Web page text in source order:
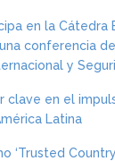
en la Cátedra
conferencia
y
clave en el
Latina
‘Trusted